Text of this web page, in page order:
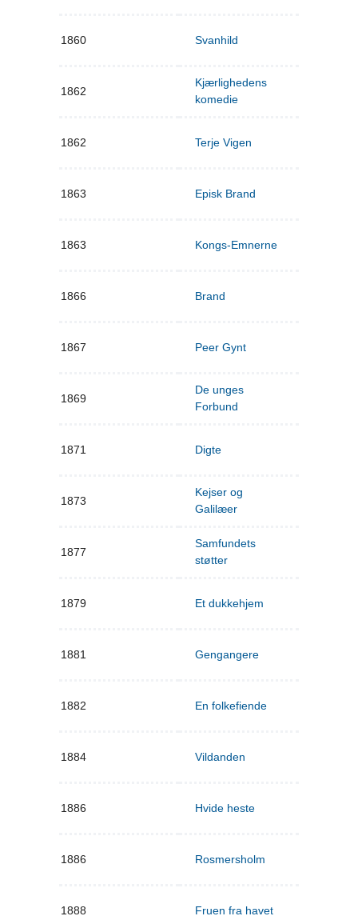
1860 Svanhild
1862
Kjærlighedens
komedie
1862 Terje Vigen
1863 Episk Brand
1863 Kongs-Emnerne
1866 Brand
1867 Peer Gynt
1869
De unges
Forbund
1871 Digte
1873
Kejser og
Galilæer
1877
Samfundets
støtter
1879 Et dukkehjem
1881 Gengangere
1882 En folkefiende
1884 Vildanden
1886 Hvide heste
1886 Rosmersholm
1888 Fruen fra havet